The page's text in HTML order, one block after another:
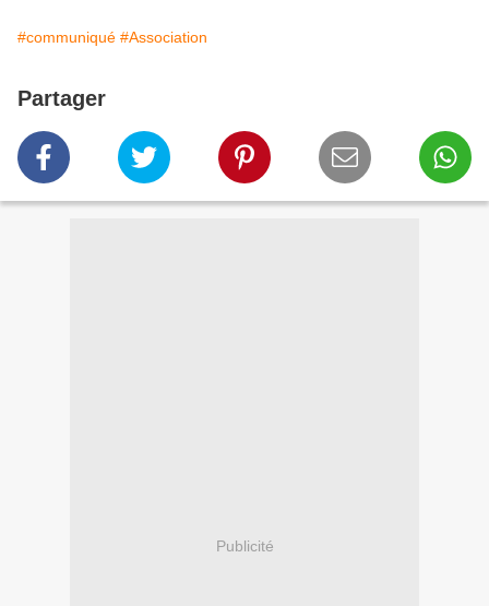
#communiqué #Association
Partager
Publicité